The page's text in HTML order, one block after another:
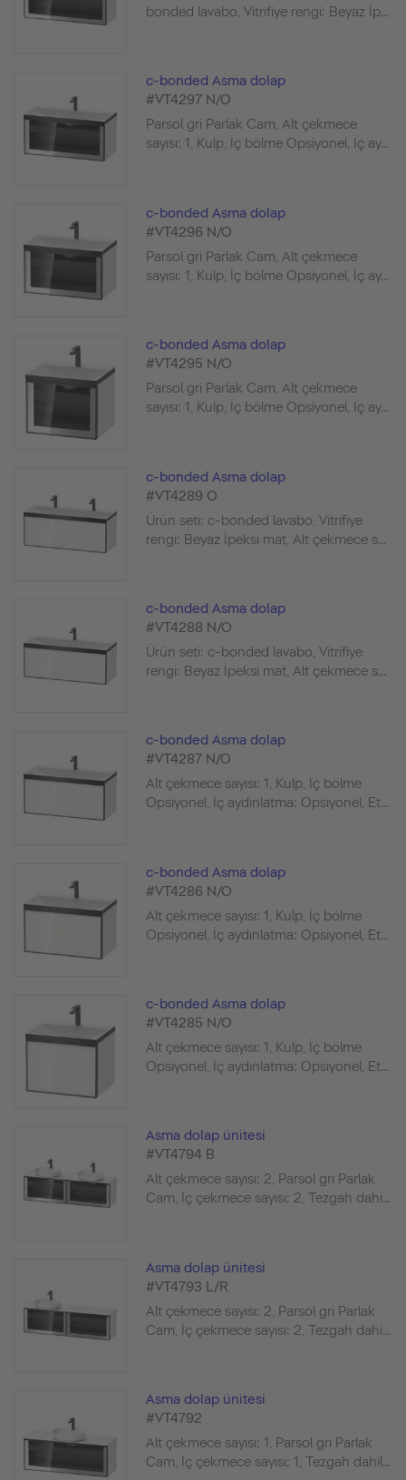
bonded lavabo, Vitrifiye rengi: Beyaz İp...
c-bonded Asma dolap
#VT4297 N/O
Parsol gri Parlak Cam, Alt çekmece
sayısı: 1, Kulp, İç bölme Opsiyonel, İç ay...
c-bonded Asma dolap
#VT4296 N/O
Parsol gri Parlak Cam, Alt çekmece
sayısı: 1, Kulp, İç bölme Opsiyonel, İç ay...
c-bonded Asma dolap
#VT4295 N/O
Parsol gri Parlak Cam, Alt çekmece
sayısı: 1, Kulp, İç bölme Opsiyonel, İç ay...
c-bonded Asma dolap
#VT4289 O
Ürün seti: c-bonded lavabo, Vitrifiye
rengi: Beyaz İpeksi mat, Alt çekmece s...
c-bonded Asma dolap
#VT4288 N/O
Ürün seti: c-bonded lavabo, Vitrifiye
rengi: Beyaz İpeksi mat, Alt çekmece s...
c-bonded Asma dolap
#VT4287 N/O
Alt çekmece sayısı: 1, Kulp, İç bölme
Opsiyonel, İç aydınlatma: Opsiyonel, Et...
c-bonded Asma dolap
#VT4286 N/O
Alt çekmece sayısı: 1, Kulp, İç bölme
Opsiyonel, İç aydınlatma: Opsiyonel, Et...
c-bonded Asma dolap
#VT4285 N/O
Alt çekmece sayısı: 1, Kulp, İç bölme
Opsiyonel, İç aydınlatma: Opsiyonel, Et...
Asma dolap ünitesi
#VT4794 B
Alt çekmece sayısı: 2, Parsol gri Parlak
Cam, İç çekmece sayısı: 2, Tezgah dahi...
Asma dolap ünitesi
#VT4793 L/R
Alt çekmece sayısı: 2, Parsol gri Parlak
Cam, İç çekmece sayısı: 2, Tezgah dahi...
Asma dolap ünitesi
#VT4792
Alt çekmece sayısı: 1, Parsol gri Parlak
Cam, İç çekmece sayısı: 1, Tezgah dahil...